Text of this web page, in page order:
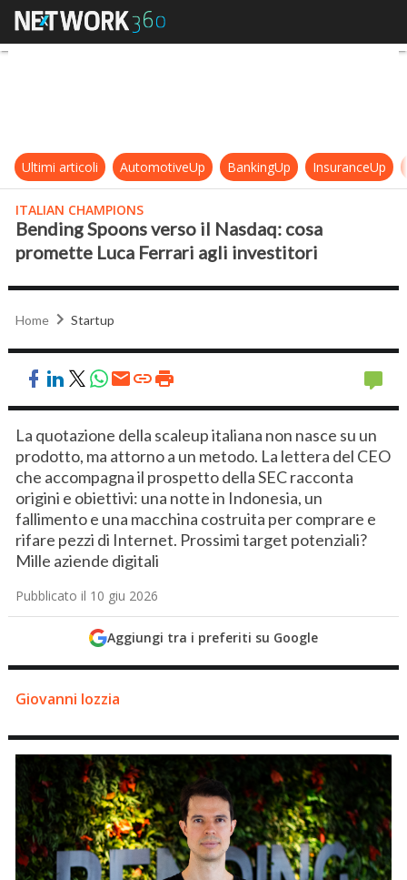
Bending Spoons verso il Nasdaq:
Ultimi articoli AutomotiveUp BankingUp InsuranceUp
ITALIAN CHAMPIONS
Bending Spoons verso il Nasdaq: cosa
promette Luca Ferrari agli investitori
Home Startup
La quotazione della scaleup italiana non nasce su un
prodotto, ma attorno a un metodo. La lettera del CEO
che accompagna il prospetto della SEC racconta
origini e obiettivi: una notte in Indonesia, un
fallimento e una macchina costruita per comprare e
rifare pezzi di Internet. Prossimi target potenziali?
Mille aziende digitali
Pubblicato il 10 giu 2026
Aggiungi tra i preferiti su Google
Giovanni Iozzia